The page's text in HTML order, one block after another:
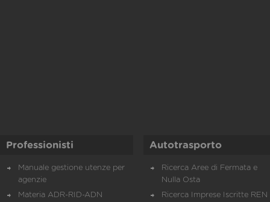
Professionisti
Manuale gestione utenze per
agenzie
Materia ADR-RID-ADN
Autotrasporto
Ricerca Aree di Fermata e
Nulla Osta
Ricerca Imprese Iscritte REN